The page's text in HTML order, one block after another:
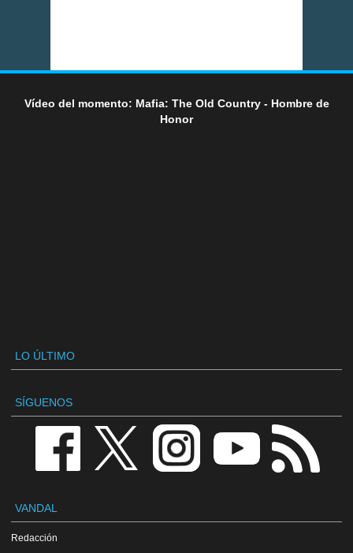
Vídeo del momento: Mafia: The Old Country - Hombre de
Honor
LO ÚLTIMO
SÍGUENOS
VANDAL
Redacción